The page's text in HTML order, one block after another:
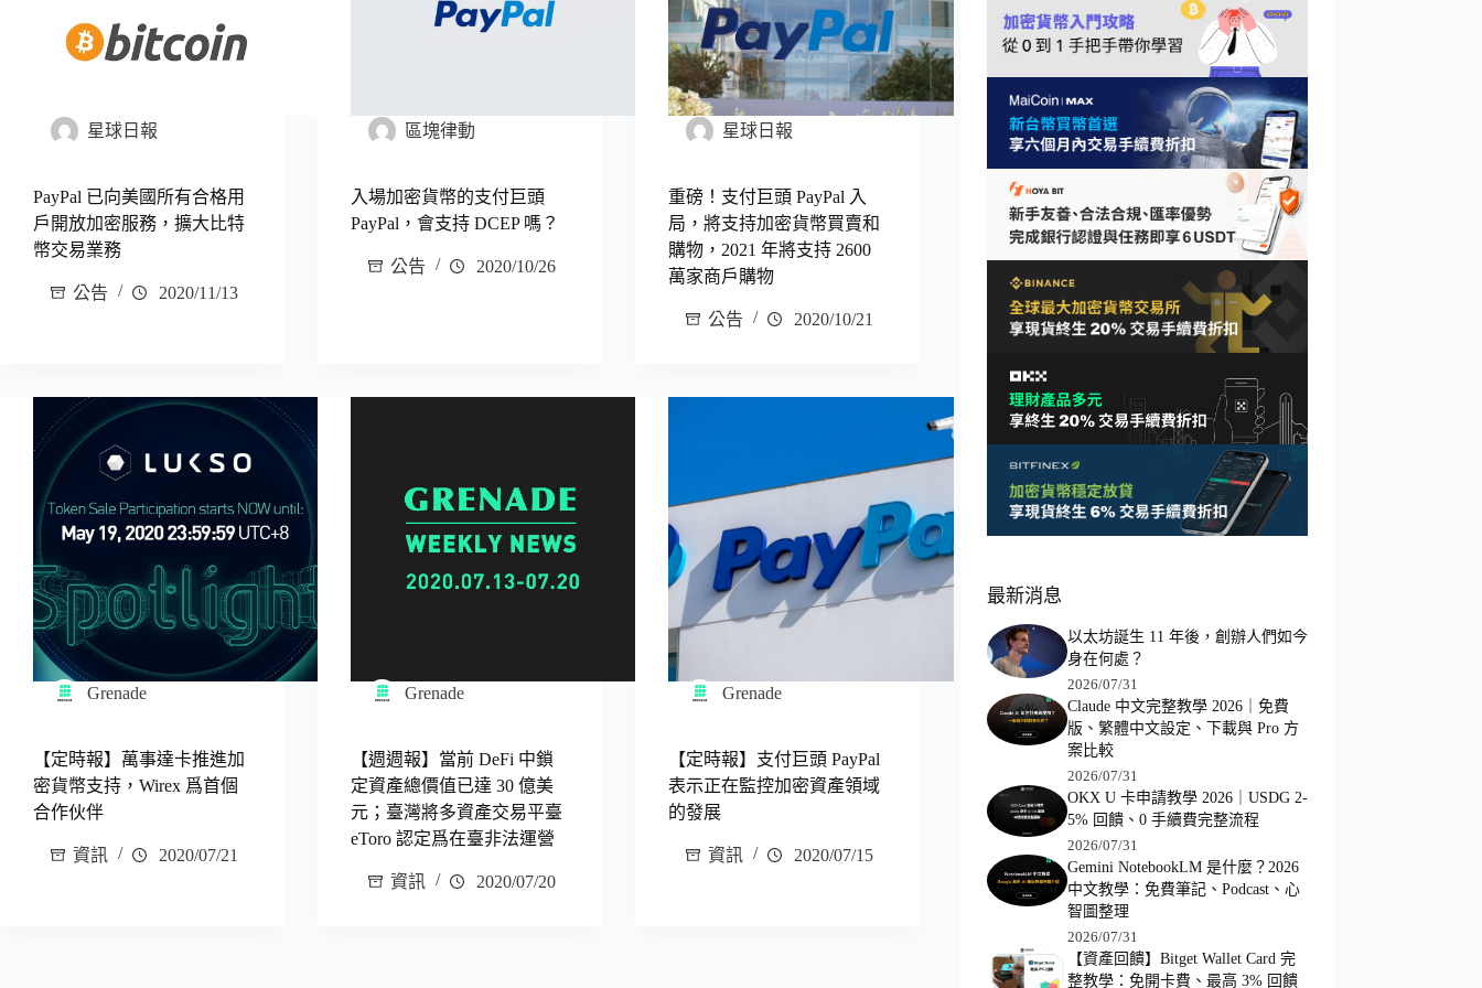
星球日報
PayPal 已向美國所有合格用
戶開放加密服務，擴大比特
幣交易業務
公告 2020/11/13
區塊律動
入場加密貨幣的支付巨頭
PayPal，會支持 DCEP 嗎？
公告 2020/10/26
星球日報
重磅！支付巨頭 PayPal 入
局，將支持加密貨幣買賣和
購物，2021 年將支持 2600
萬家商戶購物
公告 2020/10/21
Grenade
【定時報】萬事達卡推進加
密貨幣支持，Wirex 爲首個
合作伙伴
資訊 2020/07/21
Grenade
【週週報】當前 DeFi 中鎖
定資產總價值已達 30 億美
元；臺灣將多資產交易平臺
eToro 認定爲在臺非法運營
資訊 2020/07/20
Grenade
【定時報】支付巨頭 PayPal
表示正在監控加密資產領域
的發展
資訊 2020/07/15
最新消息
以太坊誕生 11 年後，創辦人們如今
身在何處？
2026/07/31
Claude 中文完整教學 2026｜免費
版、繁體中文設定、下載與 Pro 方
案比較
2026/07/31
OKX U 卡申請教學 2026｜USDG 2-
5% 回饋、0 手續費完整流程
2026/07/31
Gemini NotebookLM 是什麼？2026
中文教學：免費筆記、Podcast、心
智圖整理
2026/07/31
【資產回饋】Bitget Wallet Card 完
整教學：免開卡費、最高 3% 回饋